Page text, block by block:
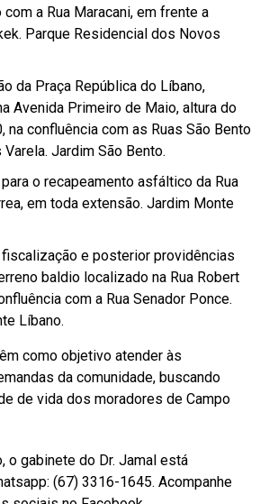
a Rua Maracani, em frente a
Parque Residencial dos Novos
da Praça República do Líbano,
Avenida Primeiro de Maio, altura do
na confluência com as Ruas São Bento
Jardim São Bento.
o recapeamento asfáltico da Rua
em toda extensão. Jardim Monte
e posterior providências
baldio localizado na Rua Robert
com a Rua Senador Ponce.
Líbano.
como objetivo atender às
da comunidade, buscando
de vida dos moradores de Campo
o gabinete do Dr. Jamal está
(67) 3316-1645. Acompanhe